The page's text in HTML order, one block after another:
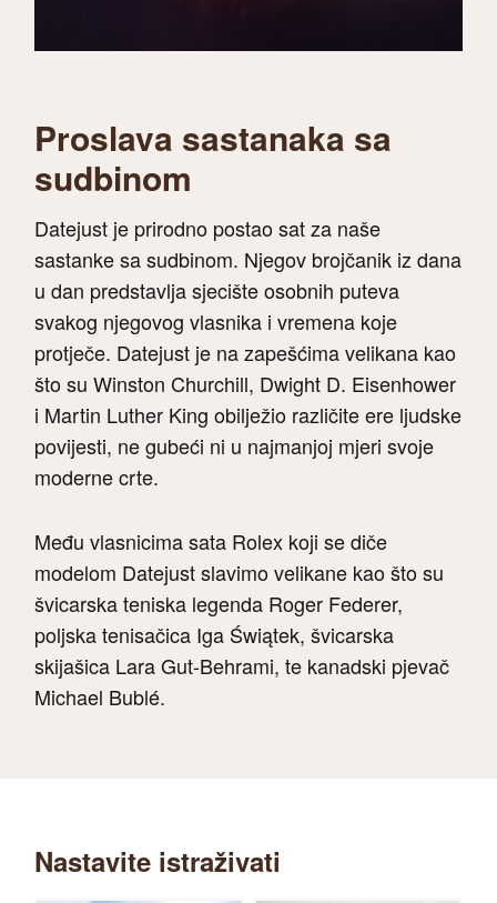
Proslava sastanaka sa
sudbinom
Datejust je prirodno postao sat za naše
sastanke sa sudbinom. Njegov brojčanik iz dana
u dan predstavlja sjecište osobnih puteva
svakog njegovog vlasnika i vremena koje
protječe. Datejust je na zapešćima velikana kao
što su Winston Churchill, Dwight D. Eisenhower
i Martin Luther King obilježio različite ere ljudske
povijesti, ne gubeći ni u najmanjoj mjeri svoje
moderne crte.
Među vlasnicima sata Rolex koji se diče
modelom Datejust slavimo velikane kao što su
švicarska teniska legenda Roger Federer,
poljska tenisačica Iga Świątek, švicarska
skijašica Lara Gut-Behrami, te kanadski pjevač
Michael Bublé.
Nastavite istraživati